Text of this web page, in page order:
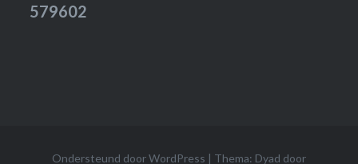
579602
Ondersteund door WordPress | Thema: Dyad door